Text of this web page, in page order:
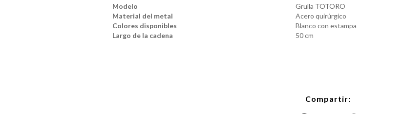
Modelo
Grulla TOTORO
Material del metal
Acero quirúrgico
Colores disponibles
Blanco con estampa
Largo de la cadena
50 cm
Compartir: